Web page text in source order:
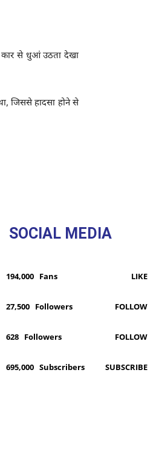
कार से धुआं उठता देखा
जिससे हादसा होने से
SOCIAL MEDIA
194,000 Fans LIKE
27,500 Followers FOLLOW
628 Followers FOLLOW
695,000 Subscribers SUBSCRIBE